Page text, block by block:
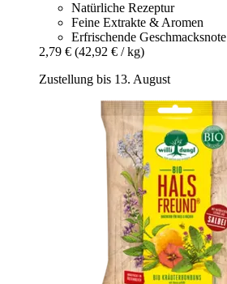
Natürliche Rezeptur
Feine Extrakte & Aromen
Erfrischende Geschmacksnote
2,79 € (42,92 € / kg)
Zustellung bis 13. August